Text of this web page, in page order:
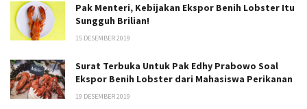
Pak Menteri, Kebijakan Ekspor Benih Lobster Itu
Sungguh Brilian!
15 DESEMBER 2019
Surat Terbuka Untuk Pak Edhy Prabowo Soal
Ekspor Benih Lobster dari Mahasiswa Perikanan
19 DESEMBER 2019